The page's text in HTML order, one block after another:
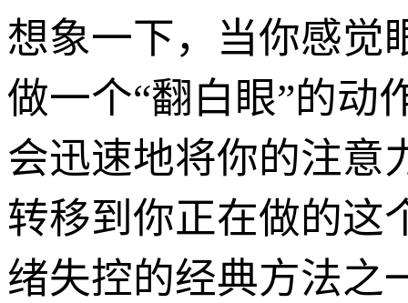
想象一下，当你感觉
做一个“翻白眼”的动
会迅速地将你的注意
转移到你正在做的这
绪失控的经典方法之